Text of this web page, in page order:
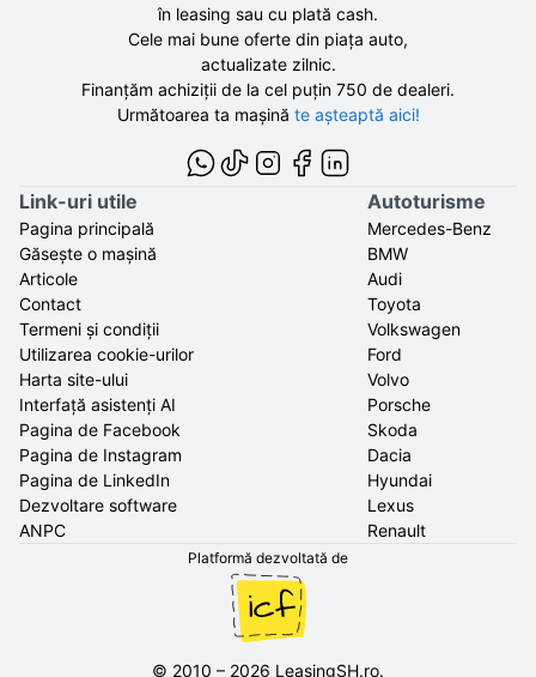
în leasing sau cu plată cash.
Cele mai bune oferte din piața auto,
actualizate zilnic.
Finanțăm achiziții de la cel puțin 750 de dealeri.
Următoarea ta mașină te așteaptă aici!
Link-uri utile
Pagina principală
Găsește o mașină
Articole
Contact
Termeni și condiții
Utilizarea cookie-urilor
Harta site-ului
Interfață asistenți AI
Pagina de Facebook
Pagina de Instagram
Pagina de LinkedIn
Dezvoltare software
ANPC
Autoturisme
Mercedes-Benz
BMW
Audi
Toyota
Volkswagen
Ford
Volvo
Porsche
Skoda
Dacia
Hyundai
Lexus
Renault
Platformă dezvoltată de
© 2010 – 2026 LeasingSH.ro.